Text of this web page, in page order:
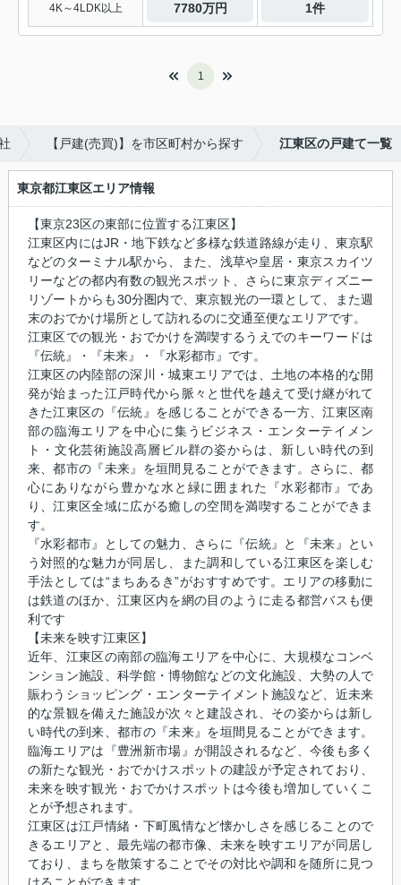
4K～4LDK以上 7780万円 1件
1
【戸建(売買)】を市区町村から探す 江東区の戸建て一覧
東京都江東区エリア情報
【東京23区の東部に位置する江東区】
江東区内にはJR・地下鉄など多様な鉄道路線が走り、東京駅
などのターミナル駅から、また、浅草や皇居・東京スカイツ
リーなどの都内有数の観光スポット、さらに東京ディズニー
リゾートからも30分圏内で、東京観光の一環として、また週
末のおでかけ場所として訪れるのに交通至便なエリアです。
江東区での観光・おでかけを満喫するうえでのキーワードは
『伝統』・『未来』・『水彩都市』です。
江東区の内陸部の深川・城東エリアでは、土地の本格的な開
発が始まった江戸時代から脈々と世代を越えて受け継がれて
きた江東区の『伝統』を感じることができる一方、江東区南
部の臨海エリアを中心に集うビジネス・エンターテイメン
ト・文化芸術施設高層ビル群の姿からは、新しい時代の到
来、都市の『未来』を垣間見ることができます。さらに、都
心にありながら豊かな水と緑に囲まれた『水彩都市』であ
り、江東区全域に広がる癒しの空間を満喫することができま
す。
『水彩都市』としての魅力、さらに『伝統』と『未来』とい
う対照的な魅力が同居し、また調和している江東区を楽しむ
手法としては“まちあるき”がおすすめです。エリアの移動に
は鉄道のほか、江東区内を網の目のように走る都営バスも便
利です
【未来を映す江東区】
近年、江東区の南部の臨海エリアを中心に、大規模なコンベ
ンション施設、科学館・博物館などの文化施設、大勢の人で
賑わうショッピング・エンターテイメント施設など、近未来
的な景観を備えた施設が次々と建設され、その姿からは新し
い時代の到来、都市の『未来』を垣間見ることができます。
臨海エリアは『豊洲新市場』が開設されるなど、今後も多く
の新たな観光・おでかけスポットの建設が予定されており、
未来を映す観光・おでかけスポットは今後も増加していくこ
とが予想されます。
江東区は江戸情緒・下町風情など懐かしさを感じることので
きるエリアと、最先端の都市像、未来を映すエリアが同居し
ており、まちを散策することでその対比や調和を随所に見つ